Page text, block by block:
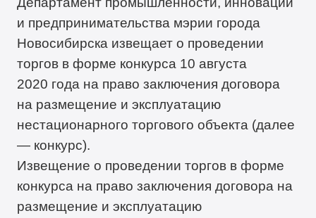
и предпринимательства мэрии города
Новосибирска извещает о проведении
торгов в форме конкурса 10 августа
2020 года на право заключения договора
на размещение и эксплуатацию
нестационарного торгового объекта (далее
— конкурс).
Извещение о проведении торгов в форме
конкурса на право заключения договора на
размещение и эксплуатацию